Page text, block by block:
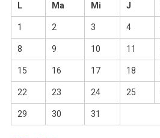
L
Ma Mi J
1 2 3 4
8 9 10 11
15 16 17 18
22 23 24 25
29 30 31